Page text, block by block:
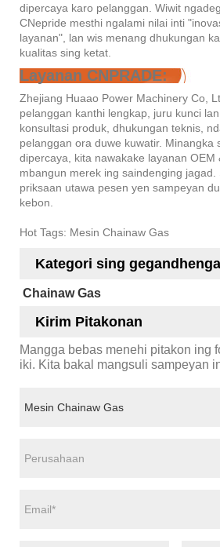
dipercaya karo pelanggan. Wiwit
CNepride mesthi ngalami nilai inti
layanan", lan wis menang dhukungan
kualitas sing ketat.
Layanan CNPRADE:
Zhejiang Huaao Power Machinery Co,
pelanggan kanthi lengkap, juru kunci
konsultasi produk, dhukungan teknis,
pelanggan ora duwe kuwatir. Minangka
dipercaya, kita nawakake layanan OEM
mbangun merek ing saindenging jagad.
priksaan utawa pesen yen sampeyan
kebon.
Hot Tags: Mesin Chainaw Gas
Kategori sing
Chainaw Gas
Kirim Pitakonan
Mangga bebas menehi pitakon ing
iki. Kita bakal mangsuli sampeyan